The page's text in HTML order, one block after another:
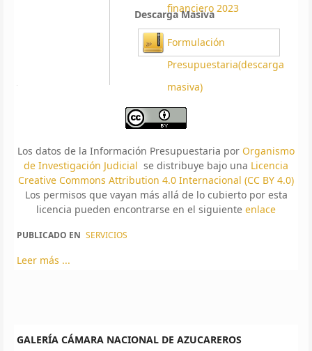
financiero 2023
Descarga Masiva
Formulación
Presupuestaria(descarga
masiva)
Los datos de la Información Presupuestaria por Organismo
de Investigación Judicial se distribuye bajo una Licencia
Creative Commons Attribution 4.0 Internacional (CC BY 4.0)
Los permisos que vayan más allá de lo cubierto por esta
licencia pueden encontrarse en el siguiente enlace
PUBLICADO EN SERVICIOS
Leer más ...
GALERÍA CÁMARA NACIONAL DE AZUCAREROS